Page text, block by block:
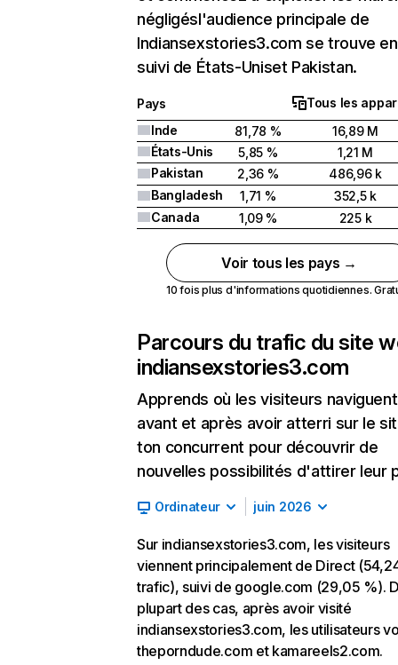
négligésl'audience principale de
Indiansexstories3.com se trouve
suivi de États-Uniset Pakistan.
Pays
Tous les
Inde
81,78 %
16,89 M
États-Unis
5,85 %
1,21 M
Pakistan
2,36 %
486,96 k
Bangladesh
1,71 %
352,5 k
Canada
1,09 % 225 k
Voir tous les pays →
10 fois plus d'informations quotidiennes.
Parcours du trafic du site
indiansexstories3.com
Apprends où les visiteurs naviguent
avant et après avoir atterri sur le
ton concurrent pour découvrir de
nouvelles possibilités d'attirer leur
Ordinateur juin 2026
Sur indiansexstories3.com, les visiteurs
viennent principalement de Direct
trafic), suivi de google.com (29,05 %).
plupart des cas, après avoir visité
indiansexstories3.com, les utilisateurs
theporndude.com et kamareels2.com.